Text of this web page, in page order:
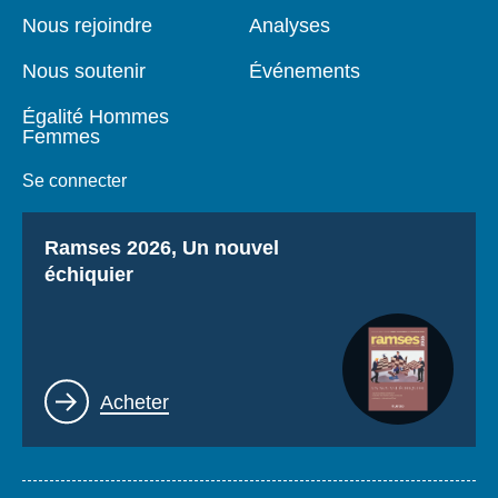
Nous rejoindre
Nous soutenir
Égalité Hommes
Femmes
Se connecter
Analyses
Événements
Titre
Ramses 2026, Un nouvel
échiquier
Lien
Acheter